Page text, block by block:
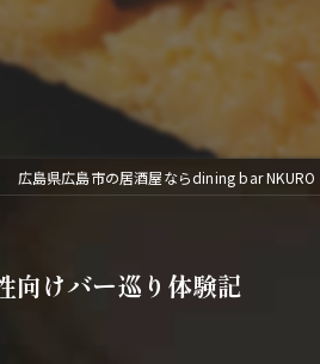
広島県広島市の居酒屋ならdining bar NKURO
向けバー巡り体験記